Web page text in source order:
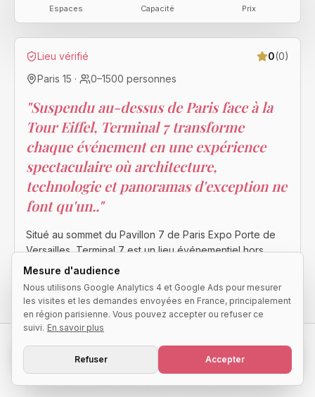
Espaces Capacité Prix
Lieu vérifié 0(0)
Paris 15 · 0–1500 personnes
"Suspendu au-dessus de Paris face à la
Tour Eiffel, Terminal 7 transforme
chaque événement en une expérience
spectaculaire où architecture,
technologie et panoramas d'exception ne
font qu'un.."
Situé au sommet du Pavillon 7 de Paris Expo Porte de
Versailles, Terminal 7 est un lieu événementiel hors
norme conçu pour accueillir les projets les plus
panoramique surplombant la capitale et sa vue
imprenable sur la Tour Eiffel offrent un cadre unique
pour organiser conférences, lancements de produits,
galas, soirées d'entreprise ou réceptions privées. Dès
l'entrée, les invités découvrent une scénographie
immersive dominée par l'œuvre monumentale de
Demander une disponibilité
Mesure d'audience
Nous utilisons Google Analytics 4 et Google Ads pour mesurer
les visites et les demandes envoyées en France, principalement
en région parisienne. Vous pouvez accepter ou refuser ce
suivi. En savoir plus
Refuser Accepter